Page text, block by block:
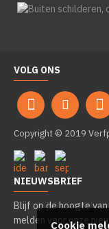
VOLG ONS
Copyright © 2019
NIEUWSBRIEF
Blijf op de hoogte
melden voor onze
Cookie